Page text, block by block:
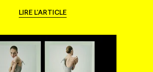
LIRE L'ARTICLE